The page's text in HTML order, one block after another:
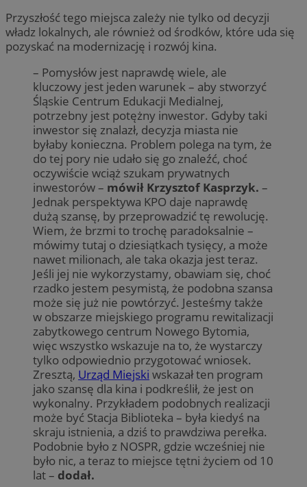
Przyszłość tego miejsca zależy nie tylko od decyzji
władz lokalnych, ale również od środków, które uda się
pozyskać na modernizację i rozwój kina.
– Pomysłów jest naprawdę wiele, ale
kluczowy jest jeden warunek – aby stworzyć
Śląskie Centrum Edukacji Medialnej,
potrzebny jest potężny inwestor. Gdyby taki
inwestor się znalazł, decyzja miasta nie
byłaby konieczna. Problem polega na tym, że
do tej pory nie udało się go znaleźć, choć
oczywiście wciąż szukam prywatnych
inwestorów – mówił Krzysztof Kasprzyk. –
Jednak perspektywa KPO daje naprawdę
dużą szansę, by przeprowadzić tę rewolucję.
Wiem, że brzmi to trochę paradoksalnie –
mówimy tutaj o dziesiątkach tysięcy, a może
nawet milionach, ale taka okazja jest teraz.
Jeśli jej nie wykorzystamy, obawiam się, choć
rzadko jestem pesymistą, że podobna szansa
może się już nie powtórzyć. Jesteśmy także
w obszarze miejskiego programu rewitalizacji
zabytkowego centrum Nowego Bytomia,
więc wszystko wskazuje na to, że wystarczy
tylko odpowiednio przygotować wniosek.
Zresztą, Urząd Miejski wskazał ten program
jako szansę dla kina i podkreślił, że jest on
wykonalny. Przykładem podobnych realizacji
może być Stacja Biblioteka – była kiedyś na
skraju istnienia, a dziś to prawdziwa perełka.
Podobnie było z NOSPR, gdzie wcześniej nie
było nic, a teraz to miejsce tętni życiem od 10
lat – dodał.